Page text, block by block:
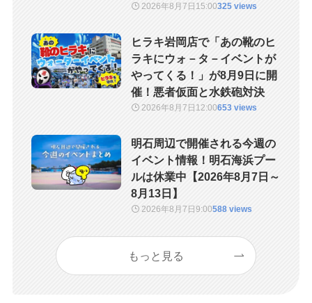
2026年8月7日 15:00325 views
ヒラキ岩岡店で「あの靴のヒ
ラキにウォ－タ－イベントが
やってくる！」が8月9日に開
催！悪者仮面と水鉄砲対決
2026年8月7日 12:00653 views
明石周辺で開催される今週の
イベント情報！明石海浜プー
ルは休業中【2026年8月7日～
8月13日】
2026年8月7日 9:00588 views
もっと見る